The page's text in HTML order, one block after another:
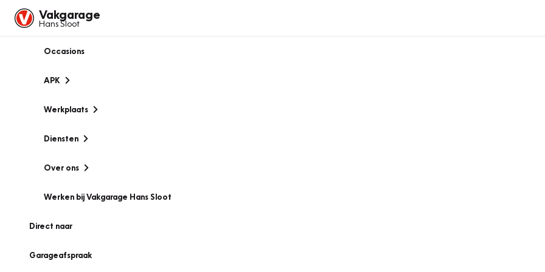
Vakgarage
Hans Sloot
Occasions
APK
Werkplaats
Diensten
Over ons
Werken bij Vakgarage Hans Sloot
Direct naar
Garageafspraak